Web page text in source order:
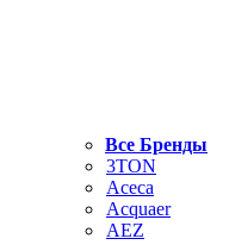
Все Бренды
3TON
Aceca
Acquaer
AEZ